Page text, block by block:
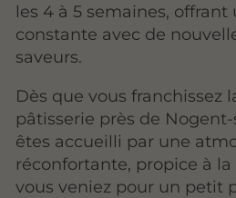
les 4 à 5 semaines, offrant
constante avec de
saveurs.
Dès que vous franchissez
pâtisserie près de
êtes accueilli par une
réconfortante, propice à
vous veniez pour un petit